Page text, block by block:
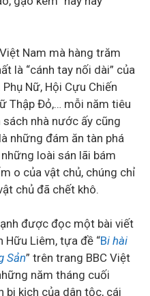
Nam mà hàng trăm
là “cánh tay nối dài” của
Nữ, Hội Cựu Chiến
Thập Đỏ,… mỗi năm tiêu
nhà nước ấy cũng
những đám ăn tàn phá
loài sán lãi bám
o của vật chủ, chúng chỉ
chủ đã chết khô.
được đọc một bài viết
Hữu Liêm, tựa đề “Bi hài
Sản” trên trang BBC Việt
năm tháng cuối
bi kịch của dân tộc, cái